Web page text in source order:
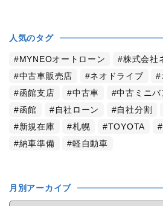
人気のタグ
MYNEOオートローン
株式会社
中古車販売店
ネオドライブ
函館支店
中古車 中古ミニバ
函館
自社ローン 自社分割
新規在庫
札幌 TOYOTA
納車準備
軽自動車
月別アーカイブ